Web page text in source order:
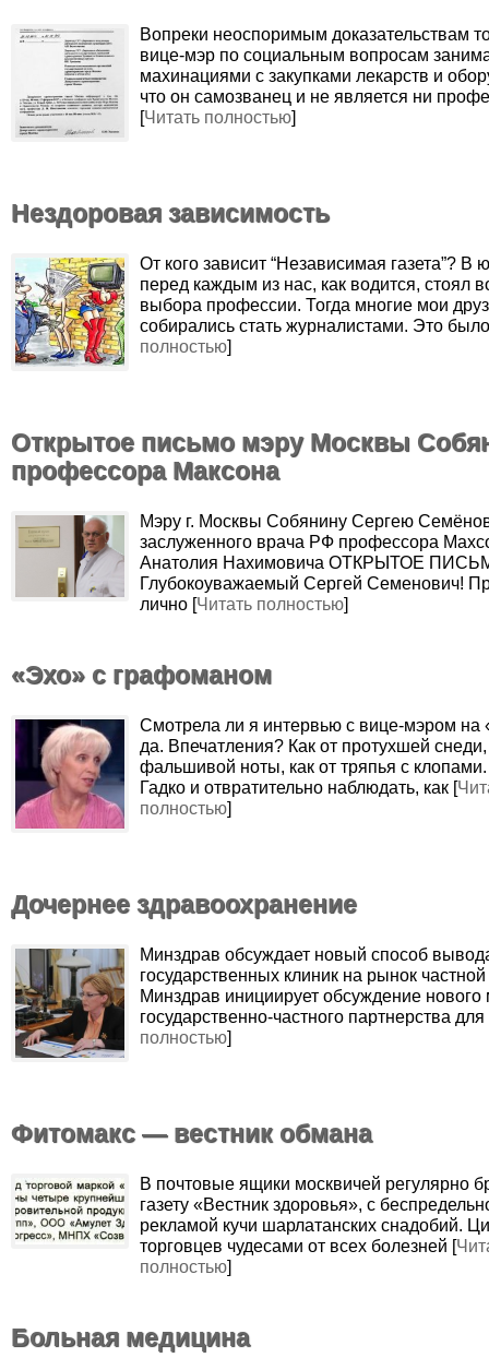
Вопреки неоспоримым доказательствам
вице-мэр по социальным вопросам
махинациями с закупками лекарств и
что он самозванец и не является ни
[Читать полностью]
Нездоровая зависимость
перед каждым из нас, как водится, стоял
выбора профессии. Тогда многие мои
собирались стать журналистами. Это
полностью]
Открытое письмо мэру Москвы
профессора Максона
Мэру г. Москвы Собянину Сергею
заслуженного врача РФ профессора
Анатолия Нахимовича ОТКРЫТОЕ
Глубокоуважаемый Сергей Семенович!
лично [Читать полностью]
«Эхо» с графоманом
Смотрела ли я интервью с вице-мэром на
да. Впечатления? Как от протухшей снеди,
фальшивой ноты, как от тряпья с
Гадко и отвратительно наблюдать, как [
полностью]
Дочернее здравоохранение
Минздрав обсуждает новый способ
государственных клиник на рынок
Минздрав инициирует обсуждение нового
государственно-частного партнерства для
полностью]
Фитомакс — вестник обмана
В почтовые ящики москвичей регулярно
газету «Вестник здоровья», с
рекламой кучи шарлатанских снадобий.
торговцев чудесами от всех болезней [
полностью]
Больная медицина